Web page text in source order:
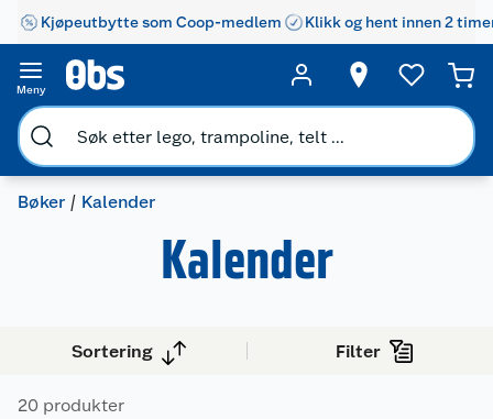
Kjøpeutbytte som Coop-medlem Klikk og hent innen 2
Meny
Bøker Kalender
Kalender
Sortering Filter
20 produkter